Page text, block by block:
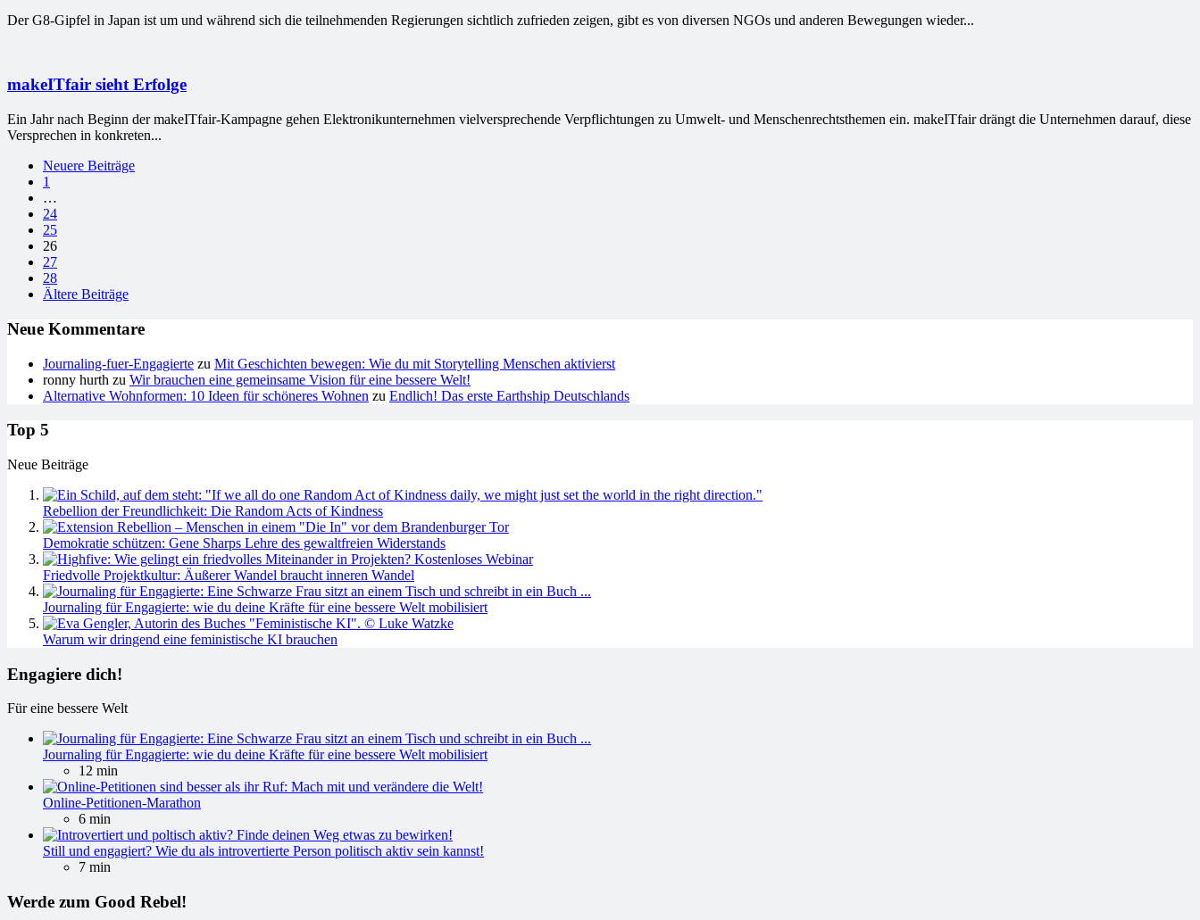
Der G8-Gipfel in Japan ist um und während sich die teilnehmenden Regierungen sichtlich zufrieden zeigen, gibt es von diversen NGOs und anderen Bewegungen wieder...
makeITfair sieht Erfolge
Ein Jahr nach Beginn der makeITfair-Kampagne gehen Elektronikunternehmen vielversprechende Verpflichtungen zu Umwelt- und Menschenrechtsthemen ein. makeITfair drängt die Unternehmen darauf, diese
Versprechen in konkreten...
Seitennummerierung
der
Beiträge
Neuere Beiträge
1
…
24
25
26
27
28
Ältere Beiträge
Neue Kommentare
Journaling-fuer-Engagierte zu Mit Geschichten bewegen: Wie du mit Storytelling Menschen aktivierst
ronny hurth zu Wir brauchen eine gemeinsame Vision für eine bessere Welt!
Alternative Wohnformen: 10 Ideen für schöneres Wohnen zu Endlich! Das erste Earthship Deutschlands
Top 5
Neue Beiträge
Rebellion der Freundlichkeit: Die Random Acts of Kindness
Demokratie schützen: Gene Sharps Lehre des gewaltfreien Widerstands
Friedvolle Projektkultur: Äußerer Wandel braucht inneren Wandel
Journaling für Engagierte: wie du deine Kräfte für eine bessere Welt mobilisiert
Warum wir dringend eine feministische KI brauchen
Engagiere dich!
Für eine bessere Welt
Journaling für Engagierte: wie du deine Kräfte für eine bessere Welt mobilisiert
12 min
Online-Petitionen-Marathon
6 min
Still und engagiert? Wie du als introvertierte Person politisch aktiv sein kannst!
7 min
Werde zum Good Rebel!